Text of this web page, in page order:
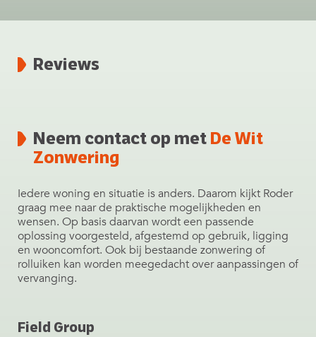
Reviews
Neem contact op met De Wit
Zonwering
Iedere woning en situatie is anders. Daarom kijkt Roder
graag mee naar de praktische mogelijkheden en
wensen. Op basis daarvan wordt een passende
oplossing voorgesteld, afgestemd op gebruik, ligging
en wooncomfort. Ook bij bestaande zonwering of
rolluiken kan worden meegedacht over aanpassingen of
vervanging.
Field Group